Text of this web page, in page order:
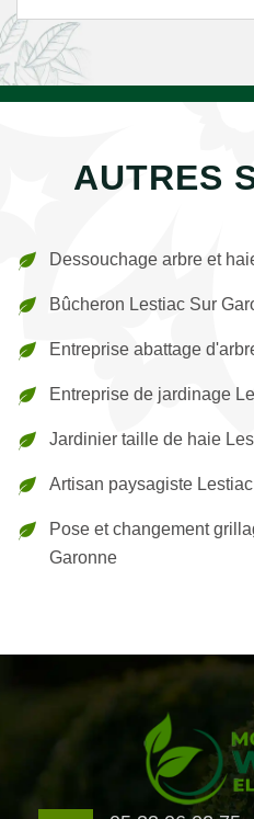
AUTRES
Dessouchage arbre et
Bûcheron Lestiac Sur
Entreprise abattage
Entreprise de jardinage
Jardinier taille de haie
Artisan paysagiste
Pose et changement
Garonne